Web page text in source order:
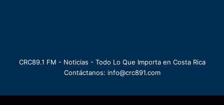
CRC89.1 FM - Noticias - Todo Lo Que Importa en Costa Rica
Contáctanos: info@crc891.com